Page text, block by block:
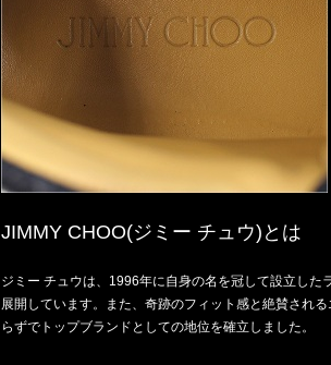
JIMMY CHOO(ジミー チュウ)とは
ジミー チュウは、1996年に自身の名を冠して設立し
展開しています。また、奇跡のフィット感と絶賛され
らずでトップブランドとしての地位を確立しました。